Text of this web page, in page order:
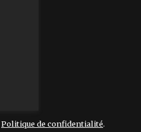
Politique de confidentialité.